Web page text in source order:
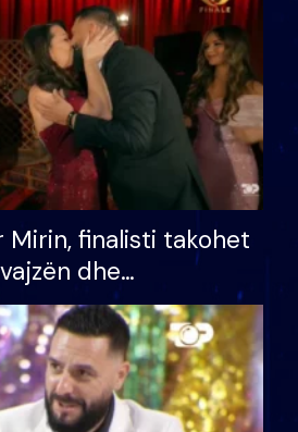
Mirin, finalisti takohet
dhe
S’kemi ndonjë letër